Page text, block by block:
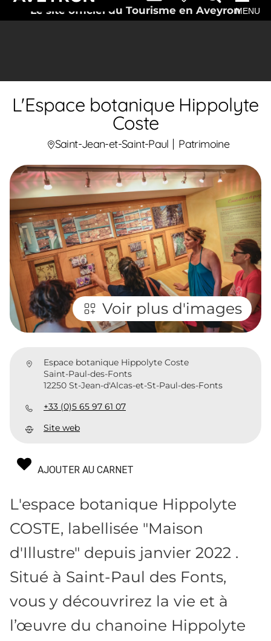
Le site officiel du Tourisme en AveyronMENU
L'Espace botanique Hippolyte
Coste
Saint-Jean-et-Saint-Paul Patrimoine
Voir plus d'images
Espace botanique Hippolyte Coste
Saint-Paul-des-Fonts
12250 St-Jean-d'Alcas-et-St-Paul-des-Fonts
+33 (0)5 65 97 61 07
Site web
AJOUTER AU CARNET
L'espace botanique Hippolyte
COSTE, labellisée "Maison
d'Illustre" depuis janvier 2022 .
Situé à Saint-Paul des Fonts,
vous y découvrirez la vie et à
l’œuvre du chanoine Hippolyte